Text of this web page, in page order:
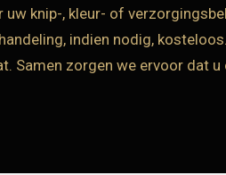
knip-, kleur- of
indien nodig,
Samen zorgen we ervoor dat u